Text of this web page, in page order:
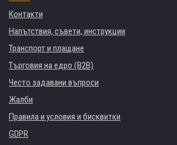
Контакти
Напътствия, съвети, инструкции
Транспорт и плащане
Търговия на едро (B2B)
Често задавани въпроси
Жалби
Правила и условия и бисквитки
GDPR